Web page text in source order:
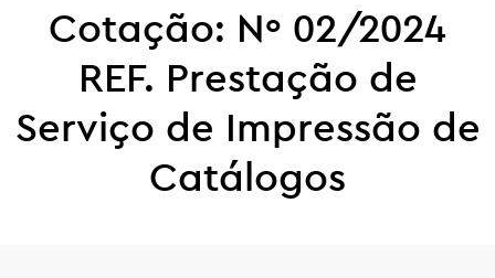
Cotação: Nº 02/2024
REF. Prestação de
Serviço de Impressão de
Catálogos